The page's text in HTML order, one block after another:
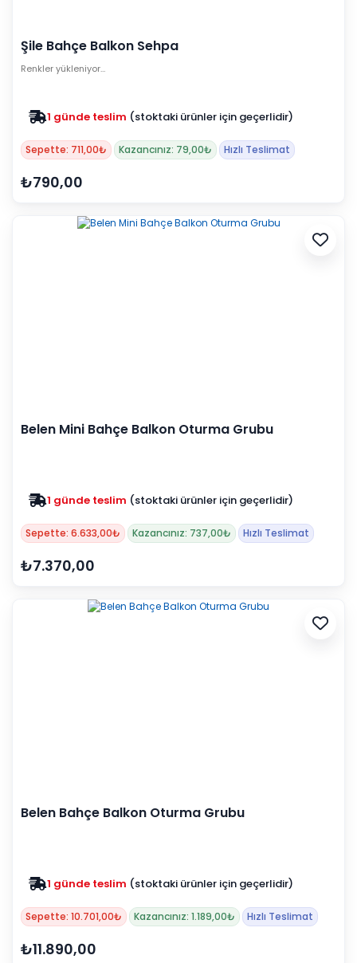
Şile Bahçe Balkon Sehpa
Renkler yükleniyor…
1 günde teslim (stoktaki ürünler için geçerlidir)
Sepette: 711,00₺ Kazancınız: 79,00₺ Hızlı Teslimat
₺790,00
Belen Mini Bahçe Balkon Oturma Grubu
1 günde teslim (stoktaki ürünler için geçerlidir)
Sepette: 6.633,00₺ Kazancınız: 737,00₺ Hızlı Teslimat
₺7.370,00
Belen Bahçe Balkon Oturma Grubu
1 günde teslim (stoktaki ürünler için geçerlidir)
Sepette: 10.701,00₺ Kazancınız: 1.189,00₺ Hızlı Teslimat
₺11.890,00